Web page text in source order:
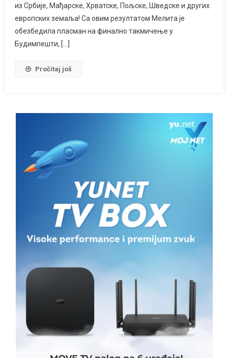
из Србије, Мађарске, Хрватске, Пољске, Шведске и других
европских земаља! Са овим резултатом Мелита је
обезбедила пласман на финално такмичење у
Будимпешти, […]
Pročitaj još